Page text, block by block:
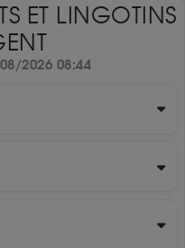
ET LINGOTINS
2026 08:44